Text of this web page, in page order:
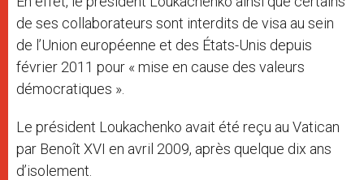
de ses collaborateurs sont interdits de visa au sein
de l’Union européenne et des États-Unis depuis
février 2011 pour « mise en cause des valeurs
démocratiques ».
Le président Loukachenko avait été reçu au Vatican
par Benoît XVI en avril 2009, après quelque dix ans
d’isolement.